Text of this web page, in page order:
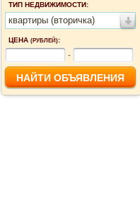
ТИП НЕДВИЖИМОСТИ:
квартиры (вторичка)
ЦЕНА (РУБЛЕЙ):
-